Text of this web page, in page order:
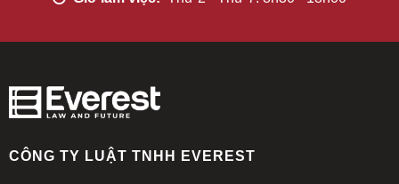
CÔNG TY LUẬT TNHH EVEREST